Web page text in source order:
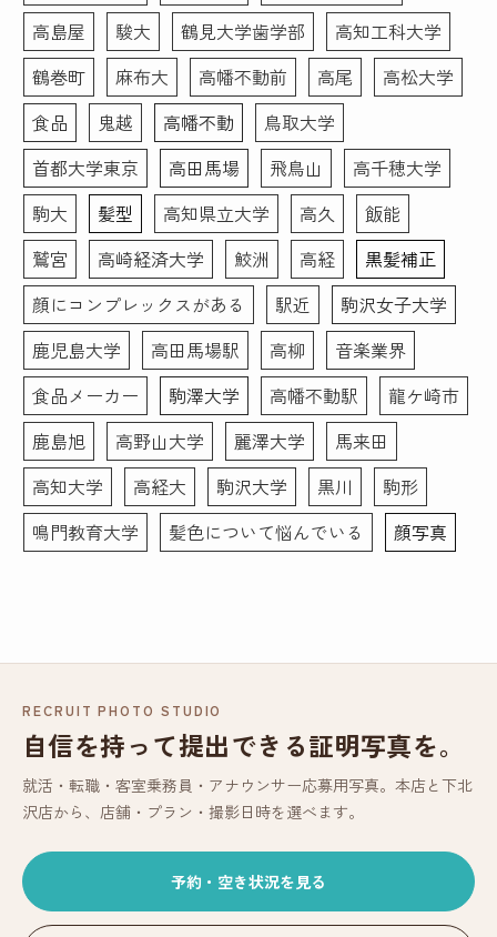
高島屋
駿大 鶴見大学歯学部
高知工科大学
鶴巻町
麻布大 高幡不動前 高尾
高松大学
食品
鬼越 高幡不動
鳥取大学
首都大学東京
高田馬場 飛鳥山
高千穂大学
駒大
髪型 高知県立大学 高久
飯能
鷲宮
高崎経済大学 鮫洲 高経
黒髪補正
顔にコンプレックスがある
駅近
駒沢女子大学
鹿児島大学
高田馬場駅 高柳
音楽業界
食品メーカー
駒澤大学 高幡不動駅
龍ケ崎市
鹿島旭
高野山大学 麗澤大学
馬来田
高知大学
高経大 駒沢大学 黒川
駒形
鳴門教育大学
髪色について悩んでいる 顔写真
RECRUIT PHOTO STUDIO
自信を持って提出できる証明写真を。
就活・転職・客室乗務員・アナウンサー応募用写真。本店と下北
沢店から、店舗・プラン・撮影日時を選べます。
予約・空き状況を見る